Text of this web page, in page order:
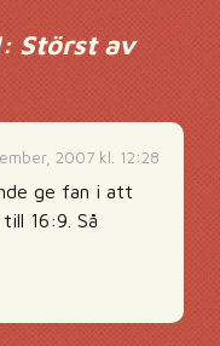
Störst av
2007 kl. 12:28
ge fan i att
16:9. Så